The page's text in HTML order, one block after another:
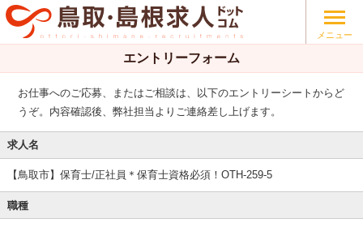
メニュー
エントリーフォーム
お仕事へのご応募、またはご相談は、以下のエントリーシートからど
うぞ。内容確認後、弊社担当よりご連絡差し上げます。
求人名
【鳥取市】保育士/正社員＊保育士資格必須！OTH-259-5
職種